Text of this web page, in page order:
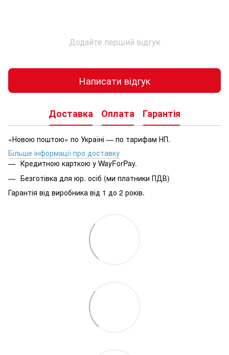
Додайте перший відгук
Написати відгук
Доставка Оплата Гарантія
«Новою поштою» по Україні — по тарифам НП.
Більше інформації про доставку
Кредитною карткою у WayForPay.
Безготівка для юр. осіб (ми платники ПДВ)
Гарантія від виробника від 1 до 2 років.